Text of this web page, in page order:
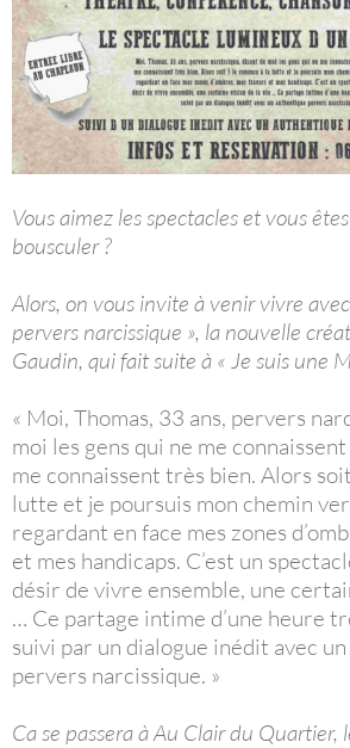
Vous aimez les spectacles et vous
bousculer ?
Alors, on vous invite à venir vivre
pervers narcissique », la nouvelle
Gaudin, qui fait suite à « Je suis une
« Moi, Thomas, 33 ans, pervers
moi les gens qui ne me
me connaissent très bien. Alors
lutte et je poursuis mon chemin
regardant en face mes zones
et mes handicaps. C’est un
désir de vivre ensemble, une
… Ce partage intime d’une heure
suivi par un dialogue inédit avec
pervers narcissique. »
Ca se passera à Au Clair du